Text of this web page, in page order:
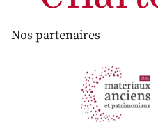
Nos partenaires